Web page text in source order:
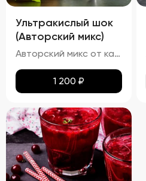
Ультракислый шок
(Авторский микс)
Авторский микс от кальянных мастеров - Освежающий кислый лимонад с лимонным фрешем
1 200 ₽